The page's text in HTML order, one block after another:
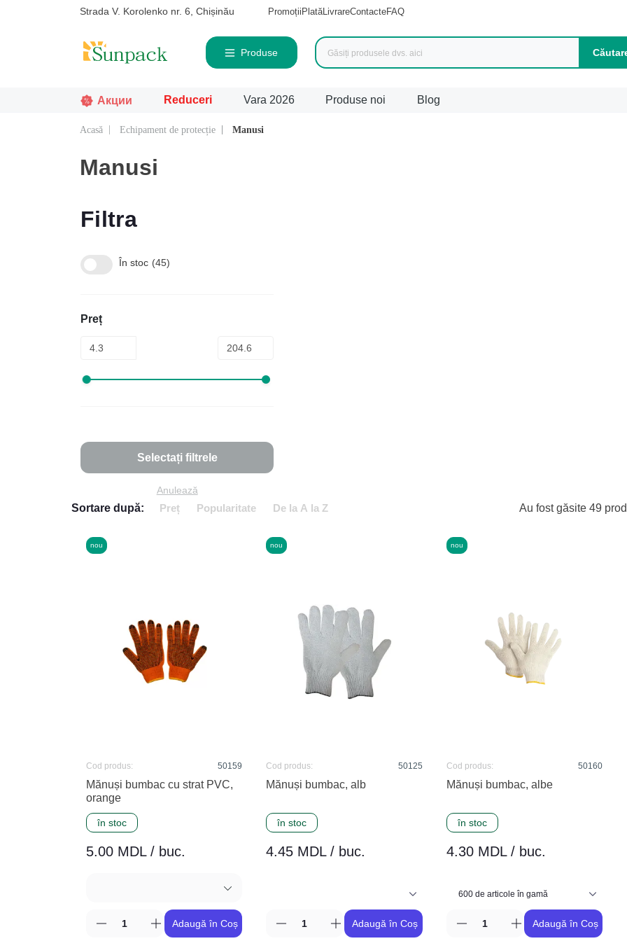
Strada V. Korolenko nr. 6, Chișinău Promoții PlatăLivrareContacteFAQ
Produse
Акции Reduceri Vara 2026 Produse noi Blog
Acasă Echipament de protecție Manusi
Manusi
Filtra
În stoc 45
Preț
Anulează
Selectați filtrele
Sortare după: Preț Popularitate De la A la Z Au fost găsite 49
nou
în stoc
Mănuși bumbac cu strat PVC,
orange
Cod produs: 50159
5.00 MDL / buc.
Adaugă în Coș
nou
în stoc
Mănuși bumbac, alb
Cod produs: 50125
4.45 MDL / buc.
Adaugă în Coș
nou
în stoc
Mănuși bumbac, albe
Cod produs: 50160
4.30 MDL / buc.
Adaugă în Coș